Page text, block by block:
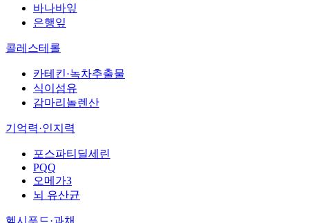
바나바잎
은행잎
콜레스테롤
카테킨·녹차추출물
식이섬유
감마리놀렌산
기억력·인지력
포스파티딜세린
PQQ
오메가3
뇌 유산균
헬시푸드·과채